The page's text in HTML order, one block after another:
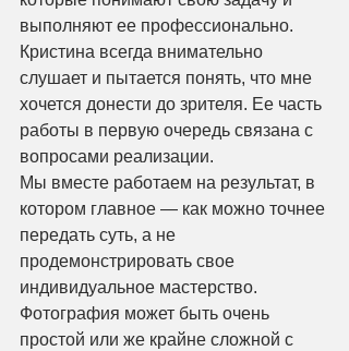
выполняют ее профессионально.
Кристина всегда внимательно
слушает и пытается понять, что мне
хочется донести до зрителя. Ее часть
работы в первую очередь связана с
вопросами реализации.
Мы вместе работаем на результат, в
котором главное — как можно точнее
передать суть, а не
продемонстрировать свое
индивидуальное мастерство.
Фотография может быть очень
простой или же крайне сложной с